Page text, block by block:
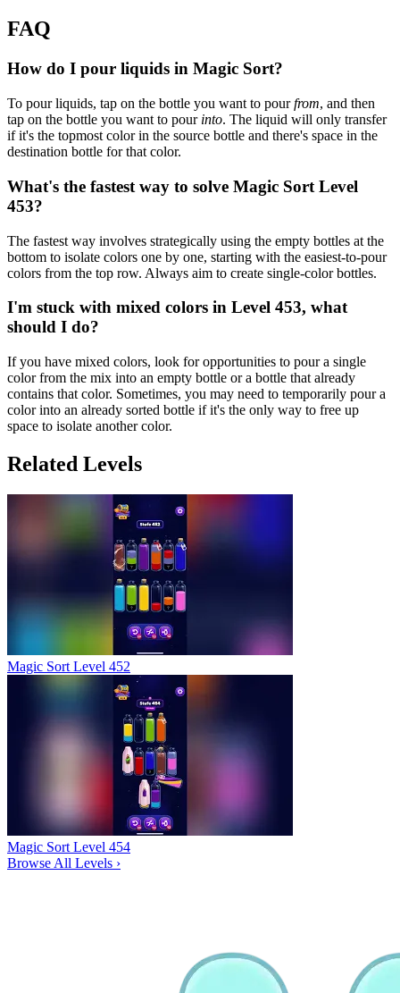
FAQ
How do I pour liquids in Magic Sort?
To pour liquids, tap on the bottle you want to pourfrom, and then
tap on the bottle you want to pour into. The liquid will only transfer
if it's the topmost color in the source bottle and there's space in the
destination bottle for that color.
What's the fastest way to solve Magic Sort Level
453?
The fastest way involves strategically using the empty bottles at the
bottom to isolate colors one by one, starting with the easiest-to-pour
colors from the top row. Always aim to create single-color bottles.
I'm stuck with mixed colors in Level 453, what
should I do?
If you have mixed colors, look for opportunities to pour a single
color from the mix into an empty bottle or a bottle that already
contains that color. Sometimes, you may need to temporarily pour a
color into an already sorted bottle if it's the only way to free up
space to isolate another color.
Related Levels
Magic Sort Level 452
Magic Sort Level 454
Browse All Levels ›